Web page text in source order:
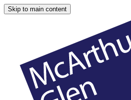
Skip to main content